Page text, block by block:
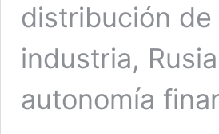
distribución
industria,
autonomía